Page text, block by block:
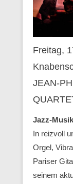
Freitag,
JEAN-
Jazz-
In reizvoll
Orgel,
Pariser
seinem